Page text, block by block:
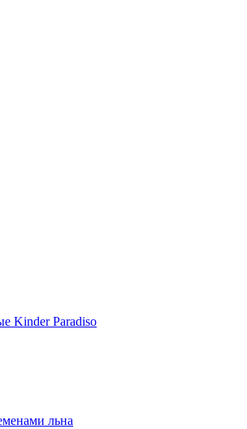
Kinder Paradiso
льна